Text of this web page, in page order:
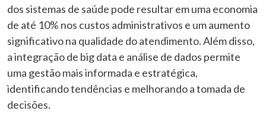
dos sistemas de saúde pode resultar em uma economia
de até 10% nos custos administrativos e um aumento
significativo na qualidade do atendimento. Além disso,
a integração de big data e análise de dados permite
uma gestão mais informada e estratégica,
identificando tendências e melhorando a tomada de
decisões.